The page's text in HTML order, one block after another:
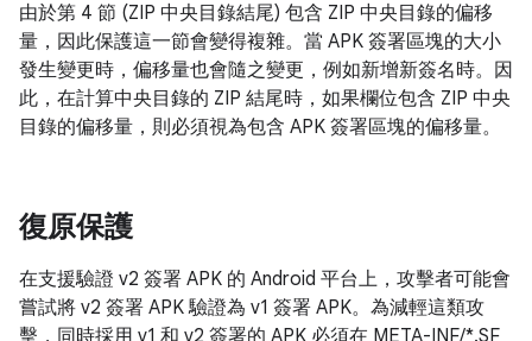
由於第 4 節 (ZIP 中央目錄結尾) 包含 ZIP 中央目錄的偏移
量，因此保護這一節會變得複雜。當 APK 簽署區塊的大小
發生變更時，偏移量也會隨之變更，例如新增新簽名時。因
此，在計算中央目錄的 ZIP 結尾時，如果欄位包含 ZIP 中央
目錄的偏移量，則必須視為包含 APK 簽署區塊的偏移量。
復原保護
在支援驗證 v2 簽署 APK 的 Android 平台上，攻擊者可能會
嘗試將 v2 簽署 APK 驗證為 v1 簽署 APK。為減輕這類攻